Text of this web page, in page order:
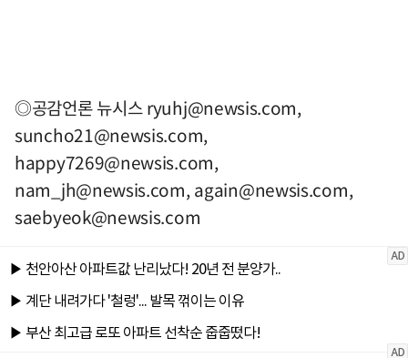
◎공감언론 뉴시스ryuhj@newsis.com,
suncho21@newsis.com,
happy7269@newsis.com,
nam_jh@newsis.com,again@newsis.com,
saebyeok@newsis.com